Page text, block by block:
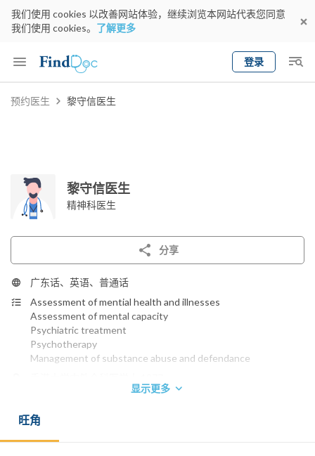
我们使用 cookies 以改善网站体验，继续浏览本网站代表您同意
我们使用 cookies。 了解更多
登录
Keyword
预约医生 黎守信医生
黎守信医生
精神科医生
分享
广东话、英语、普通话
Assessment of mential health and illnesses
Assessment of mental capacity
Psychiatric treatment
Psychotherapy
Management of substance abuse and defendance
英国皇家精神科医学院院士 1983
香港医学专科学院院士 (精神科) 1993
电话：
显示更多
旺角